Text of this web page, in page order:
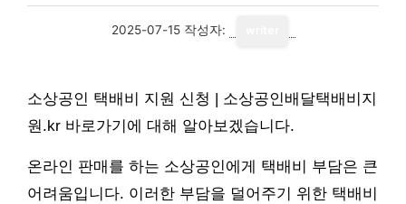
2025-07-15 작성자:
소상공인 택배비 지원 신청 | 소상공인배달택배비지
원.kr 바로가기에 대해 알아보겠습니다.
온라인 판매를 하는 소상공인에게 택배비 부담은 큰
어려움입니다. 이러한 부담을 덜어주기 위한 택배비